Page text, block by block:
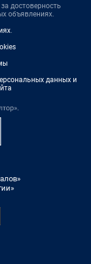
достоверность
объявлениях.
.
данных и